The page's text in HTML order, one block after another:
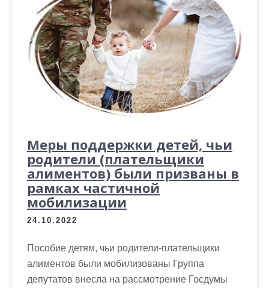
Меры поддержки детей, чьи
родители (плательщики
алиментов) были призваны в
рамках частичной
мобилизации
24.10.2022
Пособие детям, чьи родители-плательщики
алиментов были мобилизованы Группа
депутатов внесла на рассмотрение Госдумы